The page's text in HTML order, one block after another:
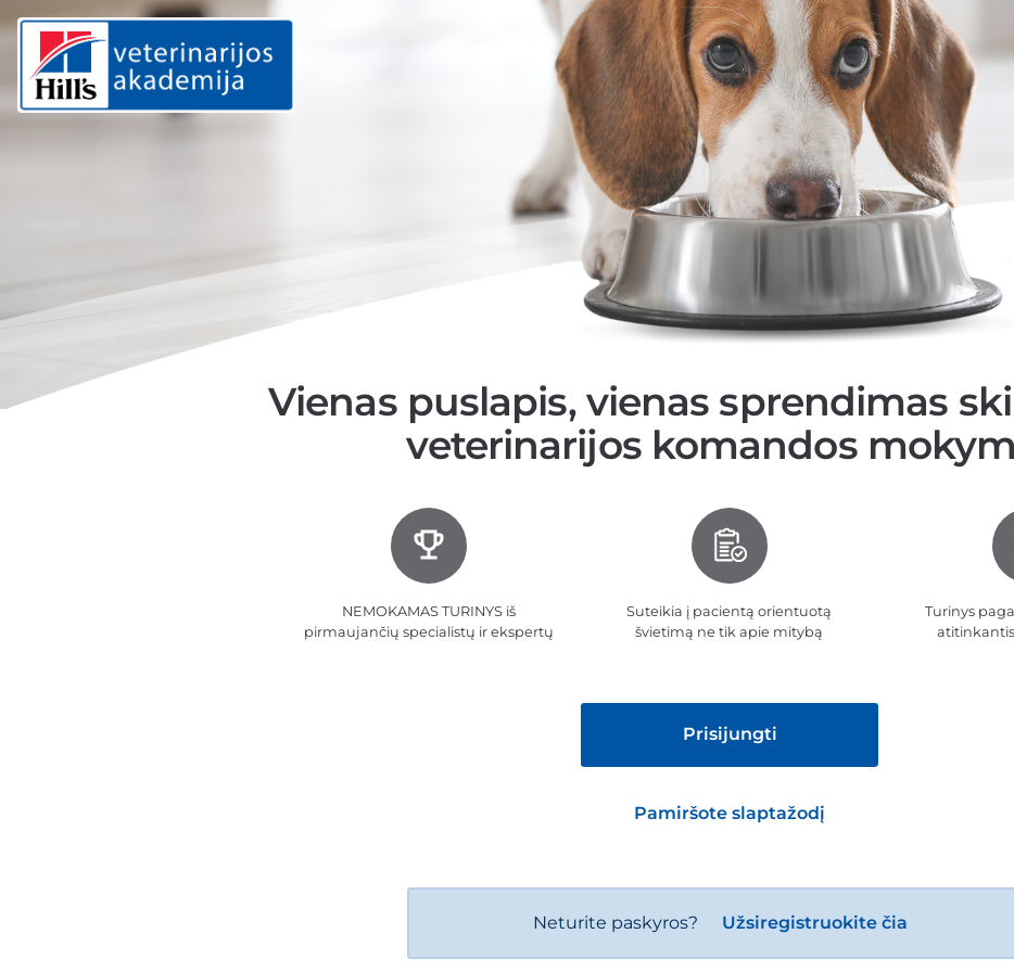
Vienas puslapis, vienas sprendimas
veterinarijos komandos
NEMOKAMAS TURINYS iš
pirmaujančių specialistų ir ekspertų
Suteikia į pacientą orientuotą
švietimą ne tik apie mitybą
Turinys
Prisijungti
Pamiršote slaptažodį
Neturite paskyros? Užsiregistruokite čia